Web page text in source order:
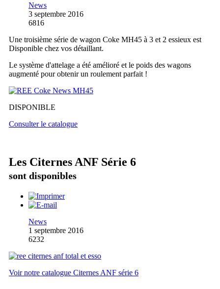
News
3 septembre 2016
6816
Une troisième série de wagon Coke MH45 à 3 et 2 essieux est
Disponible chez vos détaillant.
Le système d'attelage a été amélioré et le poids des wagons
augmenté pour obtenir un roulement parfait !
DISPONIBLE
Consulter le catalogue
Les Citernes ANF Série 6
sont disponibles
News
1 septembre 2016
6232
Voir notre catalogue Citernes ANF série 6